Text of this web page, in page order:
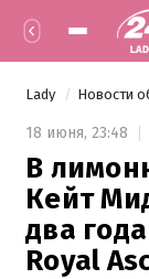
Lady Новости
18 июня, 23:48
В
Кейт
два
Royal